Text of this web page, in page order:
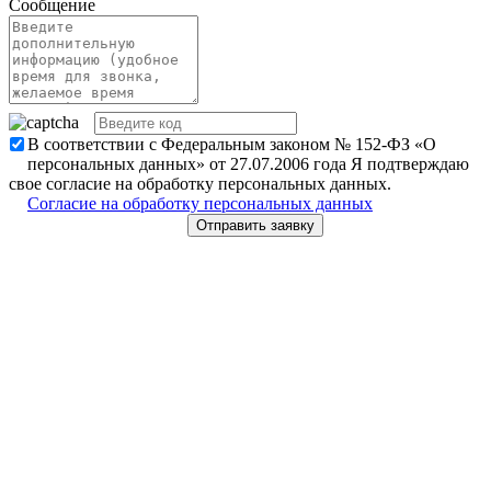
Сообщение
В соответствии с Федеральным законом № 152-ФЗ «О
персональных данных» от 27.07.2006 года Я подтверждаю
свое согласие на обработку персональных данных.
Согласие на обработку персональных данных